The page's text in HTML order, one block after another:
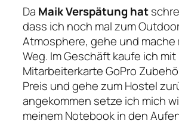
Da Maik Verspätung hat
dass ich noch mal zum
Atmosphere, gehe und mache
Weg. Im Geschäft kaufe ich
Mitarbeiterkarte GoPro
Preis und gehe zum Hostel
angekommen setze ich mich
meinem Notebook in den